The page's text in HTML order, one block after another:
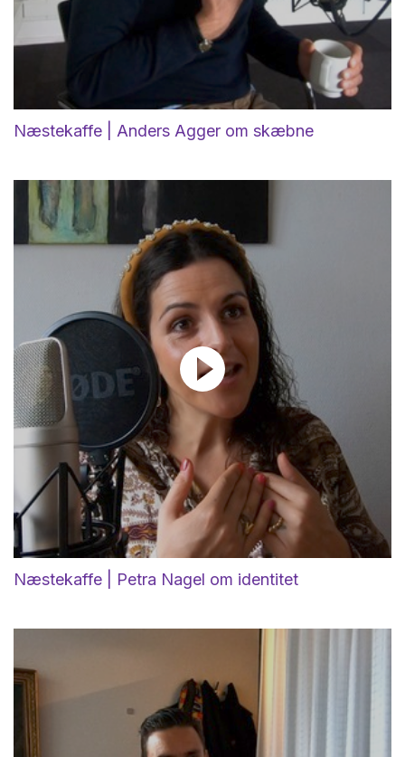
Næstekaffe | Anders Agger om skæbne
Næstekaffe | Petra Nagel om identitet